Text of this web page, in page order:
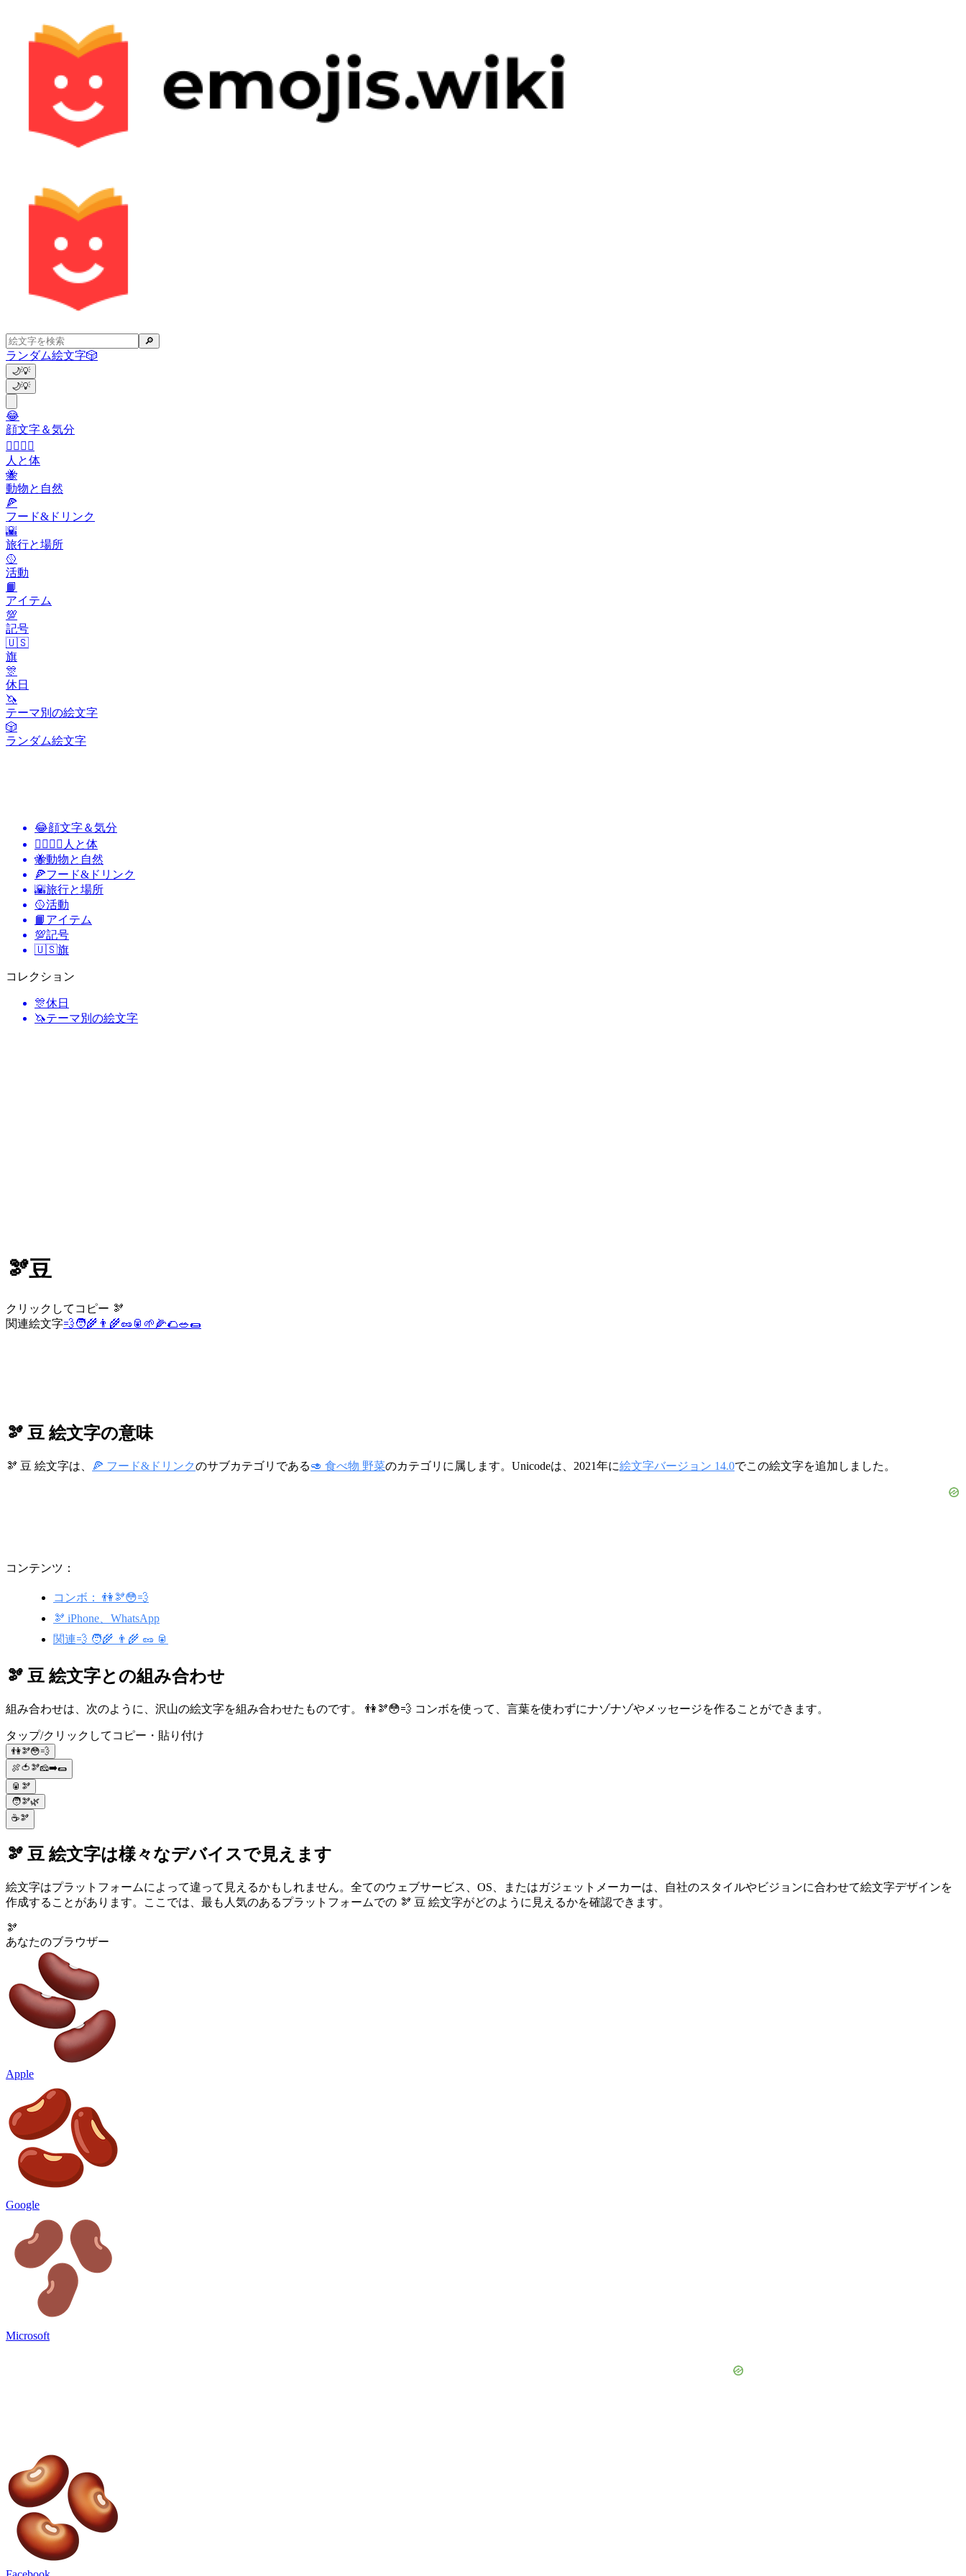
🔎
ランダム絵文字🎲
🌙💡
🌙💡
😂
顔文字＆気分
👩‍❤️‍💋‍👨
人と体
🐝
動物と自然
🍕
フード&ドリンク
🌇
旅行と場所
🥎
活動
📙
アイテム
💯
記号
🇺🇸
旗
🎊
休日
🦄
テーマ別の絵文字
🎲
ランダム絵文字
😂顔文字＆気分
👩‍❤️‍💋‍👨 人と体
🐝動物と自然
🍕フード&ドリンク
🌇旅行と場所
🥎活動
📙 アイテム
💯記号
🇺🇸旗
コレクション
🎊休日
🦄テーマ別の絵文字
🫘豆
クリックしてコピー 🫘
関連絵文字💨🧑‍🌾 👨‍🌾🥜 🥫 🌱 🌽🌮🥗🌯
🫘 豆 絵文字の意味
🫘 豆 絵文字は、 🍕 フード&ドリンクのサブカテゴリである🥑 食べ物 野菜のカテゴリに属します。Unicodeは、2021年に絵文字バージョン 14.0でこの絵文字を追加しました。
コンテンツ：
コンボ： 👫🫘😳💨
🫘 iPhone、WhatsApp
関連💨 🧑‍🌾 👨‍🌾 🥜 🥫
🫘 豆 絵文字との組み合わせ
組み合わせは、次のように、沢山の絵文字を組み合わせたものです。 👫🫘😳💨 コンボを使って、言葉を使わずにナゾナゾやメッセージを作ることができます。
タップ/クリックしてコピー・貼り付け
👫🫘😳💨
🍖🍅🫘🧀➡️🌯
🥫🫘
🧑🫘🌿
☕🫘
🫘 豆 絵文字は様々なデバイスで見えます
絵文字はプラットフォームによって違って見えるかもしれません。全てのウェブサービス、OS、またはガジェットメーカーは、自社のスタイルやビジョンに合わせて絵文字デザインを
作成することがあります。ここでは、最も人気のあるプラットフォームでの 🫘 豆 絵文字がどのように見えるかを確認できます。
🫘
あなたのブラウザー
Apple
Google
Microsoft